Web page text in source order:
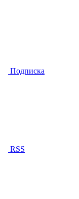
Подписка
RSS